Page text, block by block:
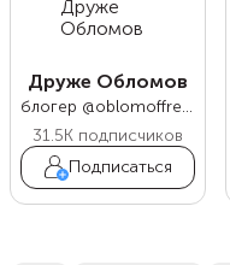
Друже Обломов
блогер @oblomoffrecipe
31.5K подписчиков
Подписаться